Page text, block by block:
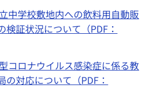
中学校敷地内への飲料用自動販
検証状況について（PDF：
コロナウイルス感染症に係る教
の対応について（PDF：